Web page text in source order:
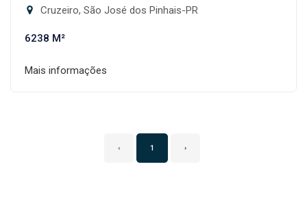
Cruzeiro, São José dos Pinhais-PR
6238 M²
Mais informações
‹ 1 ›